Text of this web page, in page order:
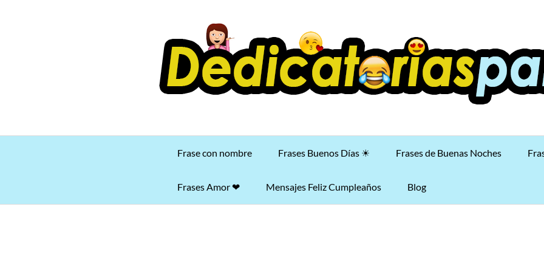
Frase con nombre Frases Buenos Días ☀ Frases de Buenas Noches
Frases Amor ❤ Mensajes Feliz Cumpleaños Blog